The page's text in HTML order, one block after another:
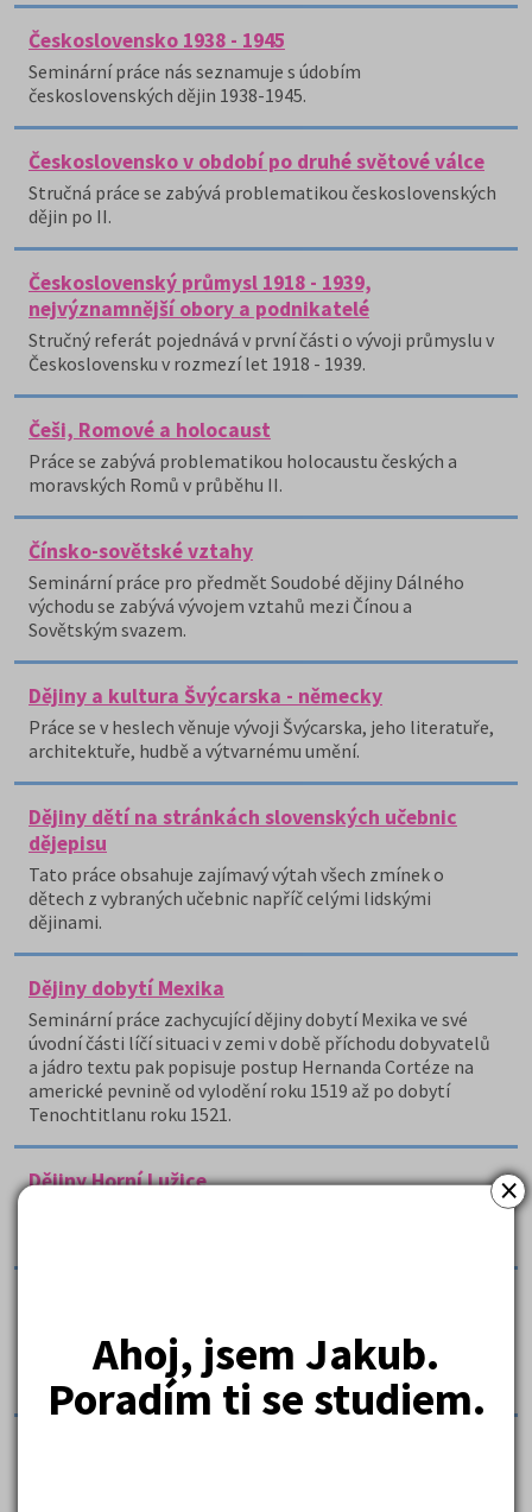
×
Ahoj, jsem Jakub.
Poradím ti se studiem.
Československo 1938 - 1945
Seminární práce nás seznamuje s údobím
československých dějin 1938-1945.
Československo v období po druhé světové válce
Stručná práce se zabývá problematikou československých
dějin po II.
Československý průmysl 1918 - 1939,
nejvýznamnější obory a podnikatelé
Stručný referát pojednává v první části o vývoji průmyslu v
Československu v rozmezí let 1918 - 1939.
Češi, Romové a holocaust
Práce se zabývá problematikou holocaustu českých a
moravských Romů v průběhu II.
Čínsko-sovětské vztahy
Seminární práce pro předmět Soudobé dějiny Dálného
východu se zabývá vývojem vztahů mezi Čínou a
Sovětským svazem.
Dějiny a kultura Švýcarska - německy
Práce se v heslech věnuje vývoji Švýcarska, jeho literatuře,
architektuře, hudbě a výtvarnému umění.
Dějiny dětí na stránkách slovenských učebnic
dějepisu
Tato práce obsahuje zajímavý výtah všech zmínek o
dětech z vybraných učebnic napříč celými lidskými
dějinami.
Dějiny dobytí Mexika
Seminární práce zachycující dějiny dobytí Mexika ve své
úvodní části líčí situaci v zemi v době příchodu dobyvatelů
a jádro textu pak popisuje postup Hernanda Cortéze na
americké pevnině od vylodění roku 1519 až po dobytí
Tenochtitlanu roku 1521.
Dějiny Horní Lužice
Práce se věnuje dějinám knihoven a knihovnictví ve
starověkém Římě.